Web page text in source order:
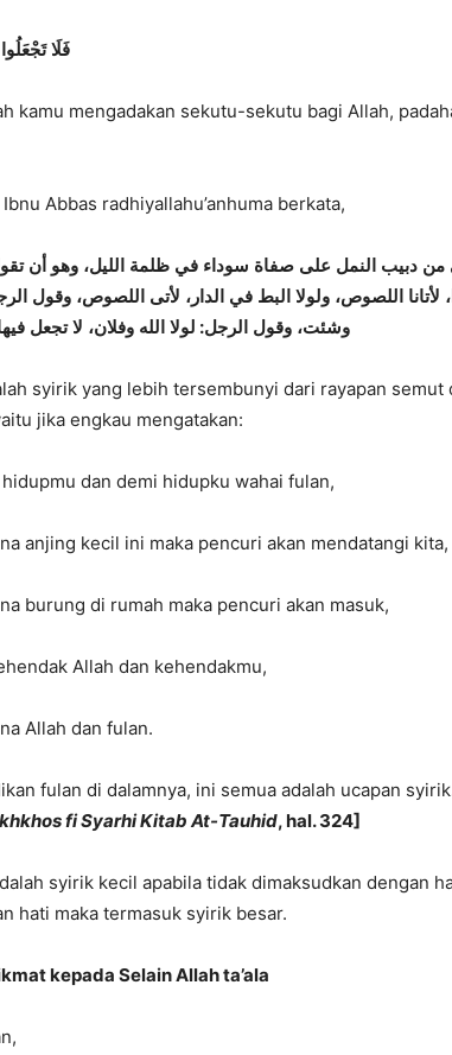
فَلَا تَجْعَلُوا
kamu mengadakan sekutu-sekutu bagi Allah,
Abbas radhiyallahu’anhuma berkata,
من دبيب النمل على صفاة سوداء في ظلمة الليل، وهو أن
لأتانا اللصوص، ولولا البط في الدار، لأتى اللصوص، وقول
وشئت، وقول الرجل: لولا الله وفلان، لا تجعل
syirik yang lebih tersembunyi dari rayapan semut
jika engkau mengatakan:
dan demi hidupku wahai fulan,
anjing kecil ini maka pencuri akan mendatangi kita,
burung di rumah maka pencuri akan masuk,
Allah dan kehendakmu,
Allah dan fulan.
fulan di dalamnya, ini semua adalah ucapan
fi Syarhi Kitab At-Tauhid, hal. 324]
syirik kecil apabila tidak dimaksudkan dengan
hati maka termasuk syirik besar.
kepada Selain Allah ta’ala